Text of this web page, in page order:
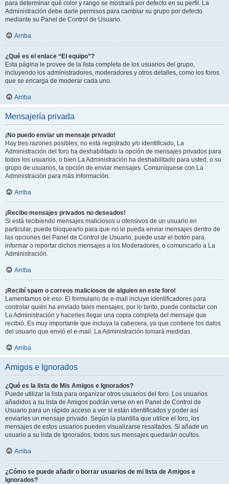
para determinar qué color y rango se mostrará por defecto en su perfil. La
Administración debe darle permisos para cambiar su grupo por defecto
mediante su Panel de Control de Usuario.
Arriba
¿Qué es el enlace “El equipo”?
Esta página le provee de la lista completa de los usuarios del grupo,
incluyendo los administradores, moderadores y otros detalles, como los foros
que se encarga de moderar cada uno.
Arriba
Mensajería privada
¡No puedo enviar un mensaje privado!
Hay tres razones posibles; no está registrado y/o identificado, La
Administración del foro ha deshabilitado la opción de mensajes privados para
todos los usuarios, o bien La Administración ha deshabilitado para usted, o su
grupo de usuarios, la opción de enviar mensajes. Comuníquese con La
Administración para más información.
Arriba
¡Recibo mensajes privados no deseados!
Si está recibiendo mensajes maliciosos u ofensivos de un usuario en
particular, puede bloquearlo para que no le pueda enviar mensajes dentro de
las opciones del Panel de Control de Usuario, puede usar el botón para
informar o reportar dichos mensajes a los Moderadores, o comunicarlo a La
Administración.
Arriba
¡Recibí spam o correos maliciosos de alguien en este foro!
Lamentamos oír eso. El formulario de e-mail incluye identificadores para
controlar quién ha enviado tales mensajes, por lo tanto, puede contactar con
La Administración y hacerles llegar una copia completa del mensaje que
recibió. Es muy importante que incluya la cabecera, ya que contiene los datos
del usuario que envió el e-mail. La Administración tomará medidas.
Arriba
Amigos e Ignorados
¿Qué es la lista de Mis Amigos e Ignorados?
Puede utilizar la lista para organizar otros usuarios del foro. Los usuarios
añadidos a su lista de Amigos podrán verse en en Panel de Control de
Usuario para un rápido acceso a ver si están identificados y poder así
enviarles un mensaje privado. Según la plantilla que utilice el foro, los
mensajes de estos usuarios pueden visualizarse resaltados. Si añade un
usuario a su lista de Ignorados, todos sus mensajes quedarán ocultos.
Arriba
¿Cómo se puede añadir o borrar usuarios de mi lista de Amigos e
Ignorados?